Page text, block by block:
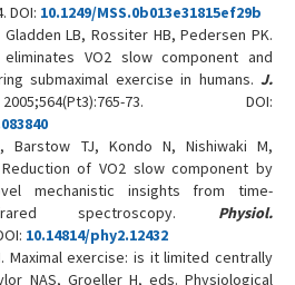
DOI: 10.1249/MSS.0b013e31815ef29b
LB, Rossiter HB, Pedersen PK.
VO2 slow component and
submaximal exercise in humans. J.
73. DOI:
Barstow TJ, Kondo N, Nishiwaki M,
of VO2 slow component by
mechanistic insights from time-
spectroscopy. Physiol.
10.14814/phy2.12432
Maximal exercise: is it limited centrally
NAS, Groeller H, eds. Physiological